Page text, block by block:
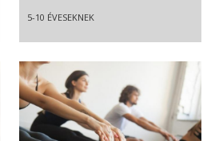
5-10 ÉVESEKNEK